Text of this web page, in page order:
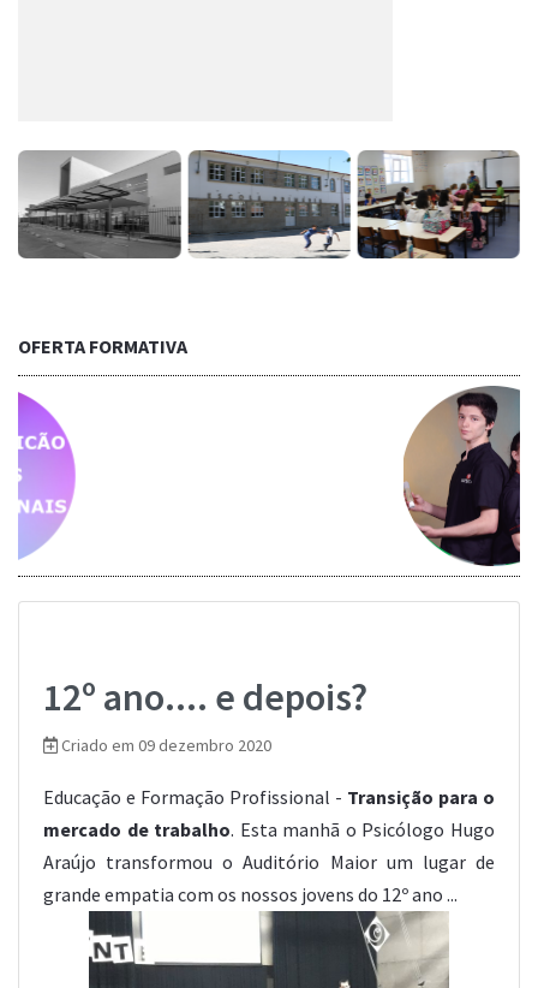
OFERTA FORMATIVA
Saber
12º ano.... e depois?
Criado em 09 dezembro 2020
Educação e Formação Profissional - Transição para o
mercado de trabalho. Esta manhã o Psicólogo Hugo
Araújo transformou o Auditório Maior um lugar de
grande empatia com os nossos jovens do 12º ano ...